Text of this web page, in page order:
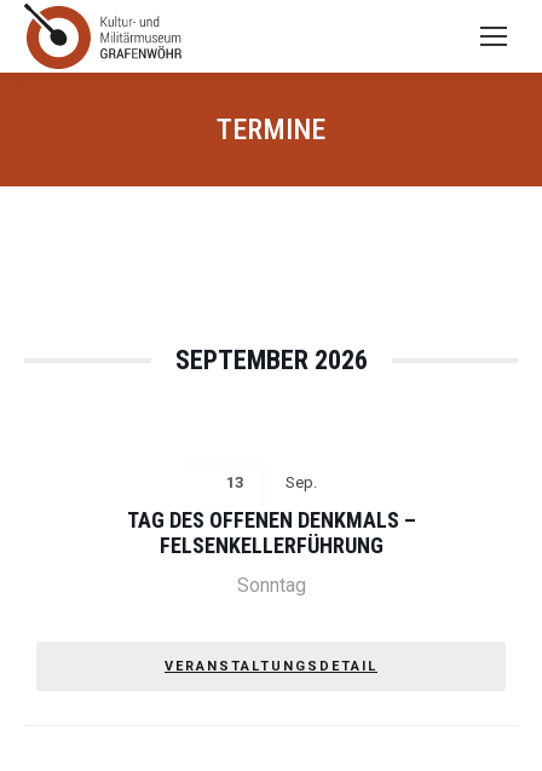
TERMINE
SEPTEMBER 2026
13 Sep.
TAG DES OFFENEN DENKMALS –
FELSENKELLERFÜHRUNG
Sonntag
VERANSTALTUNGSDETAIL